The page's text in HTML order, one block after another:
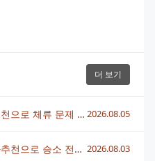
더 보기
외국인비자상담, 제주변호사추천으로 체류 문제 빠르게 해결하는 법 2026.08.05
손해배상청구소송, 전주변호사추천으로 승소 전략 세우는 법 2026.08.03